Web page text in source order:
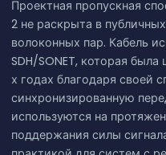
Проектная пропускная
2 не раскрыта в
волоконных пар. Кабель
SDH/SONET, которая
х годах благодаря своей
синхронизированную
используются на
поддержания силы